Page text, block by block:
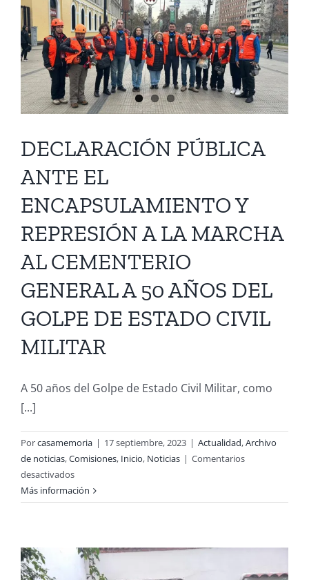
OSAMENTAS
EN
CASA
HABITACIÓN
CERCANA
A
CASA
DOMINGO
DECLARACIÓN PÚBLICA
ANTE EL
ENCAPSULAMIENTO Y
REPRESIÓN A LA MARCHA
AL CEMENTERIO
GENERAL A 50 AÑOS DEL
GOLPE DE ESTADO CIVIL
MILITAR
A 50 años del Golpe de Estado Civil Militar, como
[...]
Porcasamemoria | 17 septiembre, 2023 | Actualidad,Archivo
de noticias,Comisiones, Inicio, Noticias | Comentarios
desactivadosen
DECLARACIÓN
PÚBLICA
ENCAPSULAMIENTO
Más información